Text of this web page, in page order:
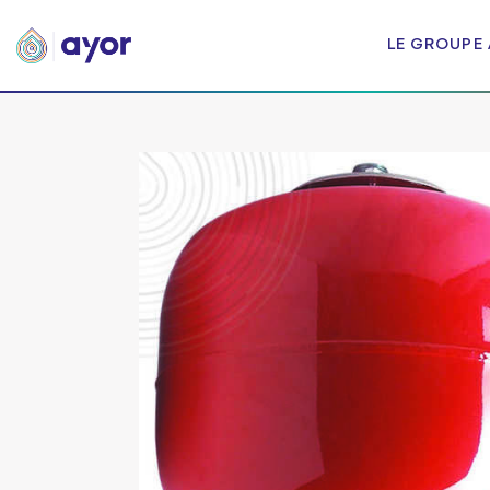
LE GROUPE